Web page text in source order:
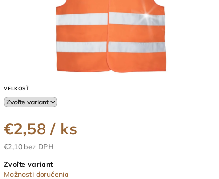
VEĽKOSŤ
€2,58/ ks
€2,10 bez DPH
cena:
Zvoľte variant
Možnosti doručenia